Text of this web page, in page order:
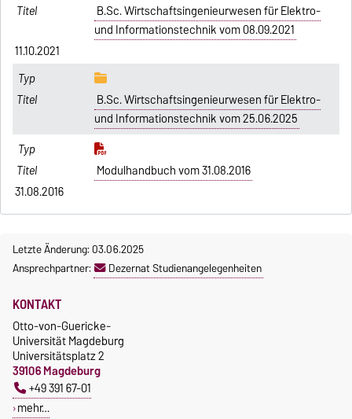
B.Sc. Wirtschaftsingenieurwesen für Elektro-
und Informationstechnik vom 08.09.2021
11.10.2021
B.Sc. Wirtschaftsingenieurwesen für Elektro-
und Informationstechnik vom 25.06.2025
Modulhandbuch vom 31.08.2016
31.08.2016
Letzte Änderung: 03.06.2025
Ansprechpartner:
Dezernat Studienangelegenheiten
KONTAKT
Otto-von-Guericke-
Universität Magdeburg
Universitätsplatz 2
39106 Magdeburg
+49 391 67-01
mehr…